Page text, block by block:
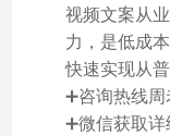
视频文案从
力，是低成
快速实现从
➕咨询热线
➕微信获取